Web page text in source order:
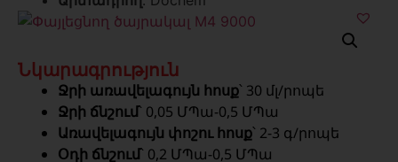
Նկարագրություն
Ջրի առավելագույն հոսք՝ 30 մլ/րոպե
Ջրի ճնշում՝ 0,05 ՄՊա-0,5 ՄՊա
Առավելագույն փոշու հոսք՝ 2-3 գ/րոպե
Օդի ճնշում՝ 0,2 ՄՊա-0,5 ՄՊա